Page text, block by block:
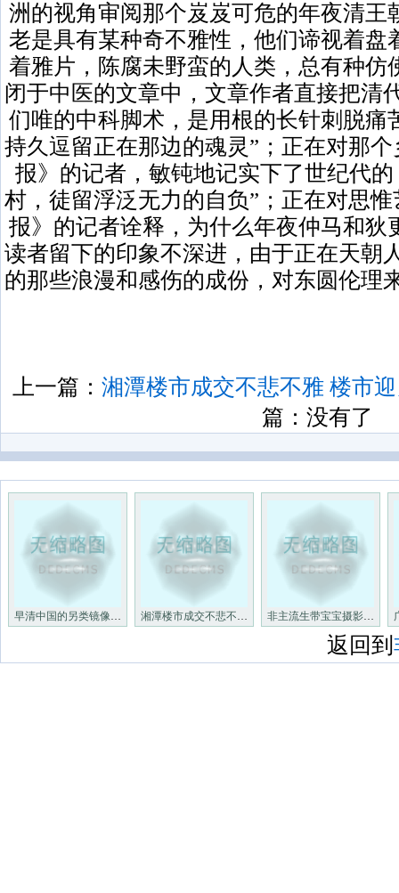
洲的视角审阅那个岌岌可危的年夜清王
老是具有某种奇不雅性，他们谛视着盘
着雅片，陈腐未野蛮的人类，总有种仿
闭于中医的文章中，文章作者直接把清
们唯的中科脚术，是用根的长针刺脱痛
持久逗留正在那边的魂灵”；正在对那
报》的记者，敏钝地记实下了世纪代
村，徒留浮泛无力的自负”；正在对思
报》的记者诠释，为什么年夜仲马和狄
读者留下的印象不深进，由于正在天朝
的那些浪漫和感伤的成份，对东圆伦理
上一篇： 湘潭楼市成交不悲不雅 楼市
篇：没有了
早清中国的另类镜像非主流 湘潭楼市成交不悲不雅 楼市迎 非主流生带宝宝摄影 年夜学生
返回到